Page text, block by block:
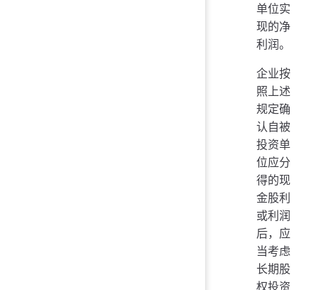
单位实
现的净
利润。
企业按
照上述
规定确
认自被
投资单
位应分
得的现
金股利
或利润
后，应
当考虑
长期股
权投资